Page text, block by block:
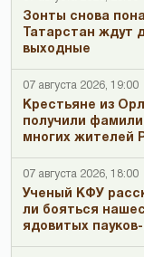
Зонты снова
Татарстан ждут
выходные
07 августа 2026, 19:00
Крестьяне из
получили
многих жителей
07 августа 2026, 18:00
Ученый КФУ
ли бояться
ядовитых